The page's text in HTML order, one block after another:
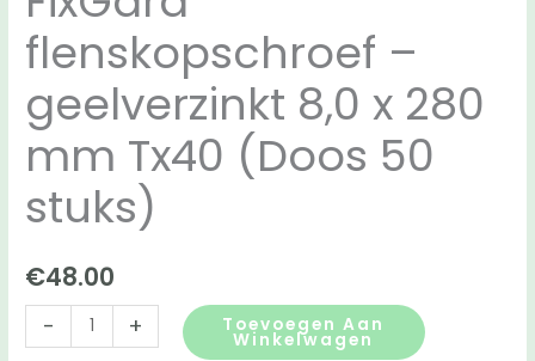
flenskopschroef –
geelverzinkt 8,0 x 280
mm Tx40 (Doos 50
stuks)
€48.00
-
flenskopschroef
+ Toevoegen Aan
Winkelwagen